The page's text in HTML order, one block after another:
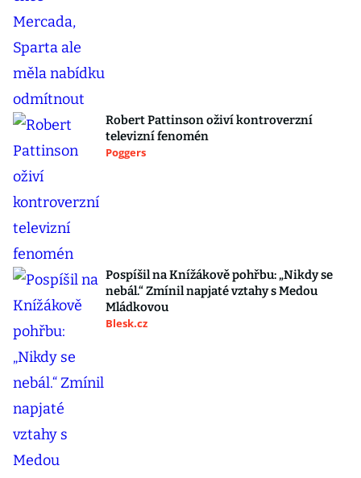
Robert Pattinson oživí kontroverzní
televizní fenomén
Poggers
Pospíšil na Knížákově pohřbu: „Nikdy se
nebál.“ Zmínil napjaté vztahy s Medou
Mládkovou
Blesk.cz